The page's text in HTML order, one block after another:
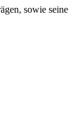
sowie seine